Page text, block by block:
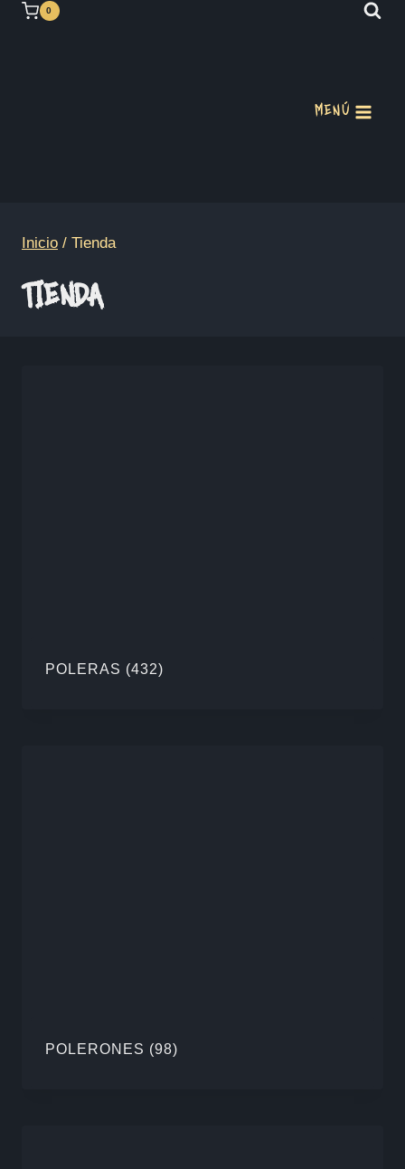
Saltar 0
MENÚ
Inicio / Tienda
TIENDA
POLERAS (432)
POLERONES (98)